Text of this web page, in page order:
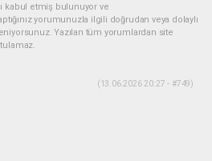
kabul etmiş bulunuyor ve
yorumunuzla ilgili doğrudan veya dolaylı
Yazılan tüm yorumlardan site
(13.06.2026 20:27 - #749)